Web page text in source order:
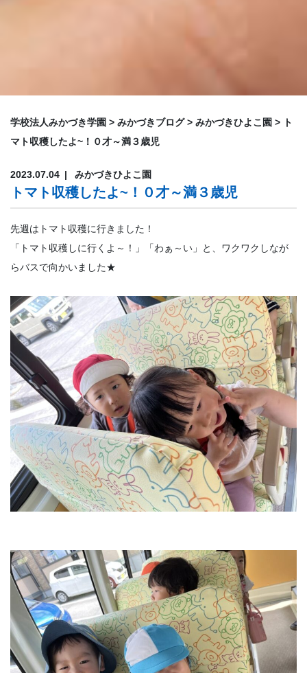
学校法人みかづき学園 > みかづきブログ> みかづきひよこ園 > ト
マト収穫したよ~！０才～満３歳児
2023.07.04 みかづきひよこ園
トマト収穫したよ~！０才～満３歳児
先週はトマト収穫に行きました！
「トマト収穫しに行くよ～！」「わぁ～い」と、ワクワクしなが
らバスで向かいました★